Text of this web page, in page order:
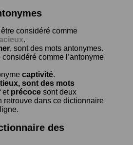
considéré comme
.
, sont des mots antonymes.
considéré comme l’antonyme
captivité.
, sont des mots
et précoce sont deux
retrouve dans ce dictionnaire
des